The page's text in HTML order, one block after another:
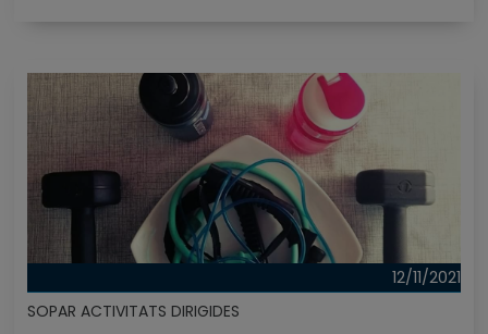
12/11/2021
SOPAR ACTIVITATS DIRIGIDES